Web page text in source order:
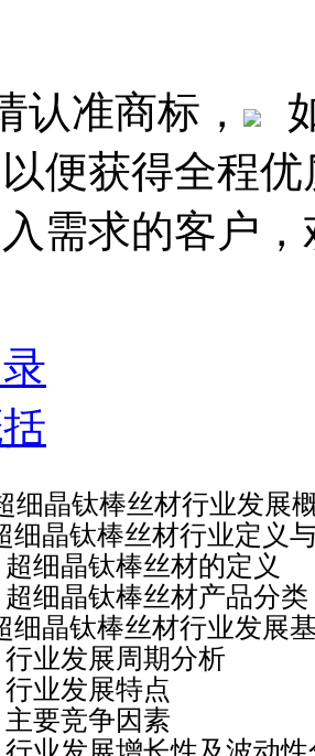
认准商标，
便获得全程
需求的客户
细晶钛棒丝材行业发展
晶钛棒丝材行业定义
钛棒丝材的定义
钛棒丝材产品分类
晶钛棒丝材行业发展
展周期分析
发展特点
竞争因素